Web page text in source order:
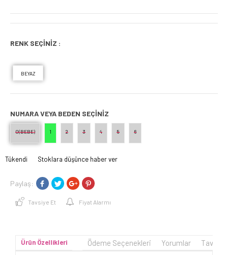
RENK SEÇİNİZ :
BEYAZ
NUMARA VEYA BEDEN SEÇINIZ
0(BEBE) 1 2 3 4 5 6
Tükendi Stoklara düşünce haber ver
Paylaş:
Tavsiye Et Fiyat Alarmı
Ürün Özellikleri Ödeme Seçenekleri Yorumlar